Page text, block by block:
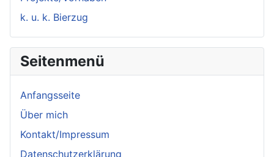
k. u. k. Bierzug
Seitenmenü
Anfangsseite
Über mich
Kontakt/Impressum
Datenschutzerklärung